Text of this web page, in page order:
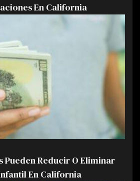
En California
Pueden Reducir O Eliminar
En California